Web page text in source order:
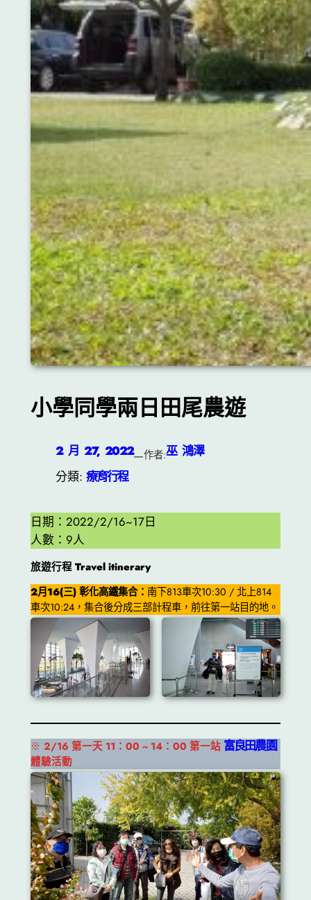
小學同學兩日田尾農遊
2 月 27, 2022—作者:巫 鴻澤
分類: 療育行程
日期：2022/2/16~17日
人數：9人
旅遊行程 Travel itinerary
2月16(三) 彰化高鐵集合： 南下813車次10:30 / 北上814
車次10:24，集合後分成三部計程車，前往第一站目的地。
※ 2/16 第一天 11：00 ~ 14：00 第一站 富良田農園
體驗活動